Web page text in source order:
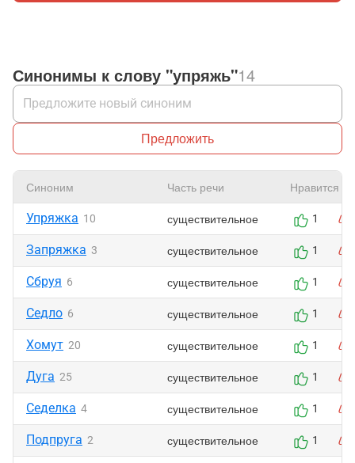
Синонимы к слову "упряжь"14
Предложить
Синоним Часть речи Нравится
Упряжка 10 существительное 1
Запряжка 3 существительное 1
Сбруя 6 существительное 1
Седло 6 существительное 1
Хомут 20 существительное 1
Дуга 25 существительное 1
Седелка 4 существительное 1
Подпруга 2 существительное 1